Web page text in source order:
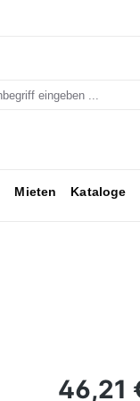
Mieten Kataloge
Regulärer
46,21